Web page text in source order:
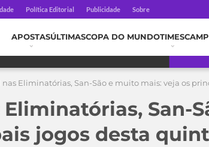
Política Editorial Publicidade Sobre
APOSTASÚLTIMASCOPA DO MUNDOTIMES
nas Eliminatórias, San-São e muito mais: veja os
Eliminatórias, San-
jogos desta